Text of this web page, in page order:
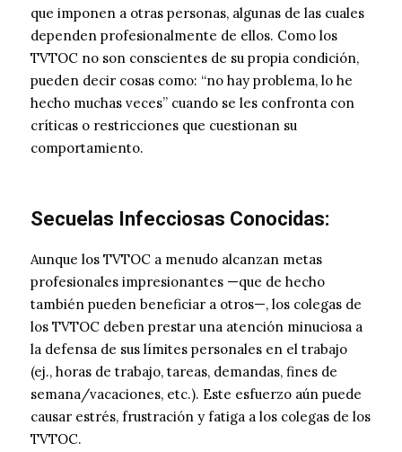
que imponen a otras personas, algunas de las cuales
dependen profesionalmente de ellos. Como los
TVTOC no son conscientes de su propia condición,
pueden decir cosas como: “no hay problema, lo he
hecho muchas veces” cuando se les confronta con
críticas o restricciones que cuestionan su
comportamiento.
Secuelas Infecciosas Conocidas:
Aunque los TVTOC a menudo alcanzan metas
profesionales impresionantes —que de hecho
también pueden beneficiar a otros—, los colegas de
los TVTOC deben prestar una atención minuciosa a
la defensa de sus límites personales en el trabajo
(ej., horas de trabajo, tareas, demandas, fines de
semana/vacaciones, etc.). Este esfuerzo aún puede
causar estrés, frustración y fatiga a los colegas de los
TVTOC.